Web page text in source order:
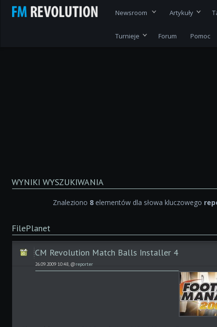
Newsroom Artykuły
Turnieje Forum Pomoc
WYNIKI WYSZUKIWANIA
Znaleziono 8 elementów dla słowa kluczowego
FilePlanet
CM Revolution Match Balls Installer 4
26.09.2009 10:48, @reporter